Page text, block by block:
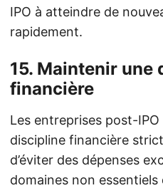
IPO à atteindre de
rapidement.
15. Maintenir une
financière
Les entreprises post-
discipline financière
d’éviter des dépenses
domaines non